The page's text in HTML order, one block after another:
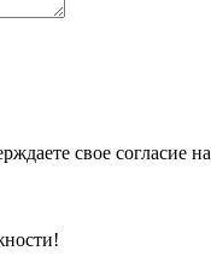
свое согласие на